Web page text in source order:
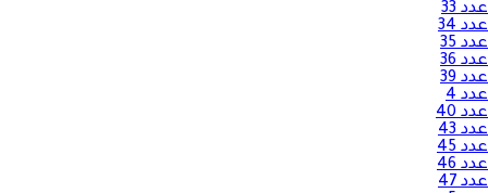
عدد 33
عدد 34
عدد 35
عدد 36
عدد 39
عدد 4
عدد 40
عدد 43
عدد 45
عدد 46
عدد 47